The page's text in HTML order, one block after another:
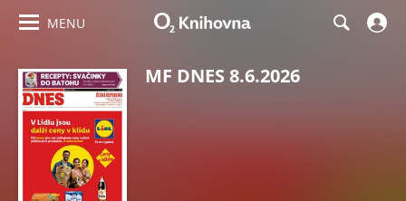
MENU
MF DNES 8.6.2026